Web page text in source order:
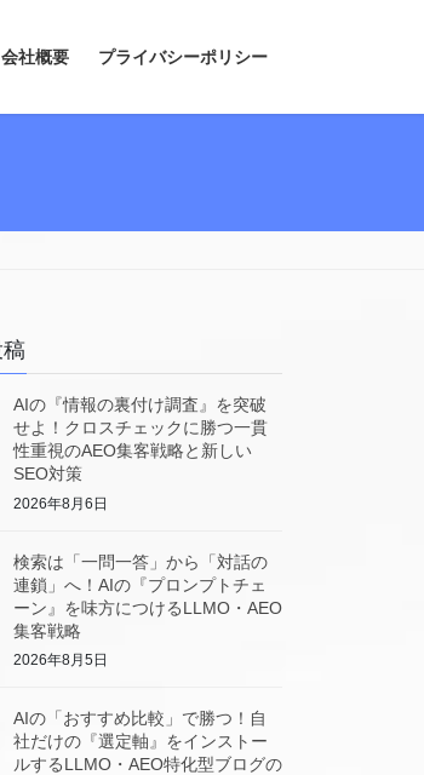
会社概要 プライバシーポリシー
AIの『情報の裏付け調査』を突破
せよ！クロスチェックに勝つ一貫
性重視のAEO集客戦略と新しい
SEO対策
2026年8月6日
検索は「一問一答」から「対話の
連鎖」へ！AIの『プロンプトチェ
ーン』を味方につけるLLMO・AEO
集客戦略
2026年8月5日
AIの「おすすめ比較」で勝つ！自
社だけの『選定軸』をインストー
ルするLLMO・AEO特化型ブログの